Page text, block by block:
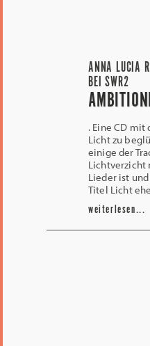
ANNA LUCIA
BEI SWR2
. Eine CD
Licht zu
einige der
Lichtverzicht
Lieder ist
Titel Licht
weiterlesen...